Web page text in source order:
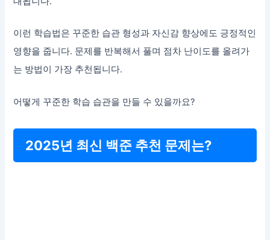
이런 학습법은 꾸준한 습관 형성과 자신감 향상에도 긍정적인
영향을 줍니다. 문제를 반복해서 풀며 점차 난이도를 올려가
는 방법이 가장 추천됩니다.
어떻게 꾸준한 학습 습관을 만들 수 있을까요?
2025년 최신 백준 추천 문제는?